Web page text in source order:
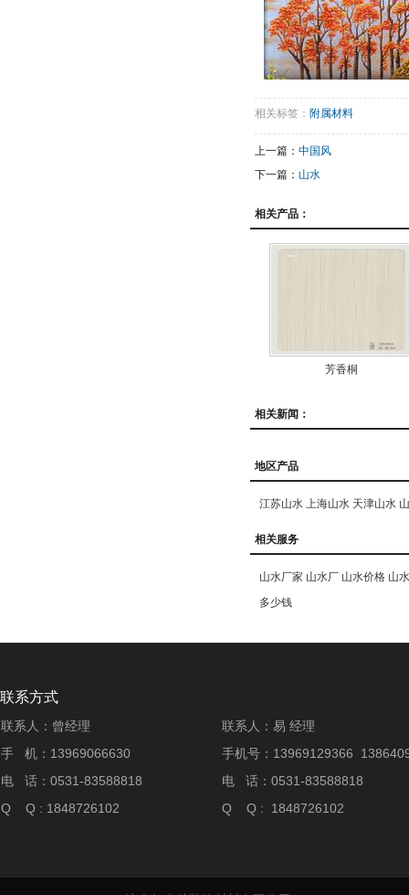
相关标签： 附属材料
上一篇： 中国风
下一篇： 山水
相关产品：
芳香桐
相关新闻：
地区产品
江苏山水 上海山水 天津山水
相关服务
山水厂家 山水厂 山水价格 山
多少钱
联系方式
联系人：曾经理
手 机：13969066630
电 话：0531-83588818
Q Q : 1848726102
联系人：易 经理
手机号：13969129366
电 话：0531-83588818
Q Q : 1848726102